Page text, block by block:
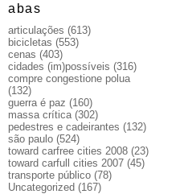
abas
articulações (613)
bicicletas (553)
cenas (403)
cidades (im)possíveis (316)
compre congestione polua
(132)
guerra é paz (160)
massa crítica(302)
pedestres e cadeirantes (132)
são paulo (524)
toward carfree cities 2008 (23)
toward carfull cities 2007 (45)
transporte público (78)
Uncategorized (167)